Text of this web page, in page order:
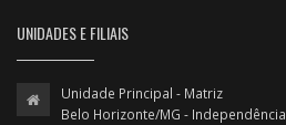
UNIDADES E FILIAIS
Unidade Principal - Matriz
Belo Horizonte/MG - Independência